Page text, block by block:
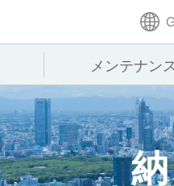
GTPシス
製造
メンテナンス
企業理念